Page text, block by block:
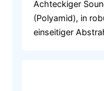
Achteckiger
(Polyamid), in
einseitiger